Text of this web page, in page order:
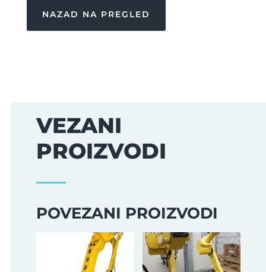
NAZAD NA PREGLED
VEZANI
PROIZVODI
POVEZANI PROIZVODI